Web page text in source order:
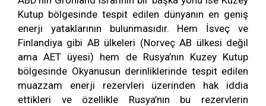
Kutup bölgesinde tespit edilen dünyanın en geniş
enerji yataklarının bulunmasıdır. Hem İsveç ve
Finlandiya gibi AB ülkeleri (Norveç AB ülkesi değil
ama AET üyesi) hem de Rusya’nın Kuzey Kutup
bölgesinde Okyanusun derinliklerinde tespit edilen
muazzam enerji rezervleri üzerinden hak iddia
ettikleri ve özellikle Rusya’nın bu rezervlerin